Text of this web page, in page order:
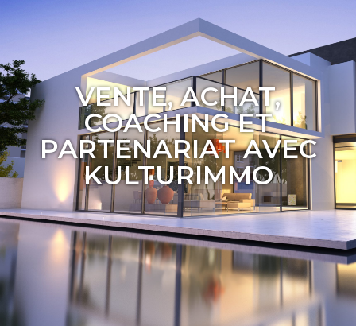
VENTE, ACHAT,
COACHING ET
PARTENARIAT AVEC
KULTURIMMO